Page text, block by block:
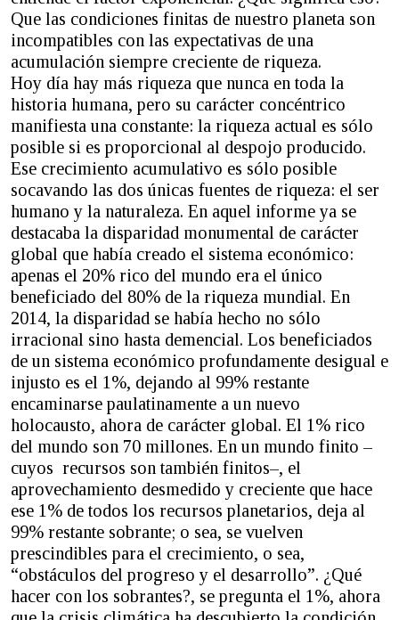
Que las condiciones finitas de nuestro planeta son
incompatibles con las expectativas de una
acumulación siempre creciente de riqueza.
Hoy día hay más riqueza que nunca en toda la
historia humana, pero su carácter concéntrico
manifiesta una constante: la riqueza actual es sólo
posible si es proporcional al despojo producido.
Ese crecimiento acumulativo es sólo posible
socavando las dos únicas fuentes de riqueza: el ser
humano y la naturaleza. En aquel informe ya se
destacaba la disparidad monumental de carácter
global que había creado el sistema económico:
apenas el 20% rico del mundo era el único
beneficiado del 80% de la riqueza mundial. En
2014, la disparidad se había hecho no sólo
irracional sino hasta demencial. Los beneficiados
de un sistema económico profundamente desigual e
injusto es el 1%, dejando al 99% restante
encaminarse paulatinamente a un nuevo
holocausto, ahora de carácter global. El 1% rico
del mundo son 70 millones. En un mundo finito –
cuyos recursos son también finitos–, el
aprovechamiento desmedido y creciente que hace
ese 1% de todos los recursos planetarios, deja al
99% restante sobrante; o sea, se vuelven
prescindibles para el crecimiento, o sea,
“obstáculos del progreso y el desarrollo”. ¿Qué
hacer con los sobrantes?, se pregunta el 1%, ahora